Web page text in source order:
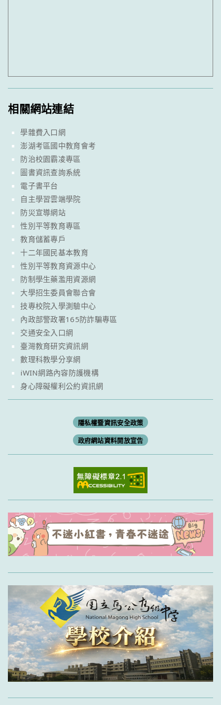
相關網站連結
學雜費入口網
澎湖考區國中教育會考
防治校園霸凌專區
圖書資訊查詢系統
電子書平台
自主學習雲端學院
防災宣導網站
性別平等教育專區
教育儲蓄專戶
十二年國民基本教育
性別平等教育資源中心
防制學生藥濫用資源網
大學招生委員會聯合會
技專校院入學測驗中心
內政部警政署165防詐騙專區
交通安全入口網
臺灣教育研究資訊網
數理科教學分享網
iWIN網路內容防護機構
身心障礙權利公約資訊網
隱私權暨資訊安全政策
政府網站資料開放宣告